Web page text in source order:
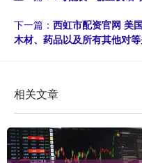
下一篇： 西虹市配资官网 美
木材、药品以及所有其他对
相关文章